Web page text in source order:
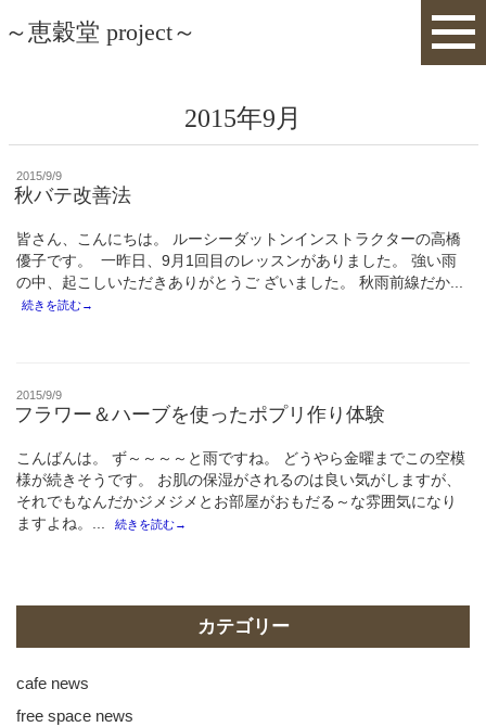
～恵穀堂 project～
2015年9月
投
稿
日:
2015/9/9
秋バテ改善法
皆さん、こんにちは。 ルーシーダットンインストラクターの高橋
優子です。 一昨日、9月1回目のレッスンがありました。 強い雨
の中、起こしいただきありがとうご ざいました。 秋雨前線だか...
続きを読む→
投
稿
日:
2015/9/9
フラワー＆ハーブを使ったポプリ作り体験
こんばんは。 ず～～～～と雨ですね。 どうやら金曜までこの空模
様が続きそうです。 お肌の保湿がされるのは良い気がしますが、
それでもなんだかジメジメとお部屋がおもだる～な雰囲気になり
ますよね。...
続きを読む→
カテゴリー
cafe news
free space news